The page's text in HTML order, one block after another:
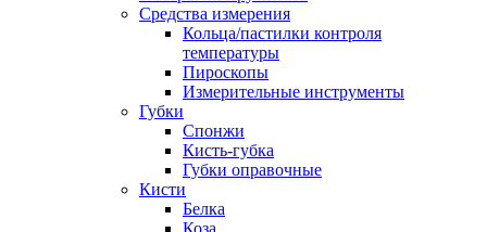
Средства измерения
Кольца/пастилки контроля
температуры
Пироскопы
Измерительные инструменты
Губки
Спонжи
Кисть-губка
Губки оправочные
Кисти
Белка
Коза